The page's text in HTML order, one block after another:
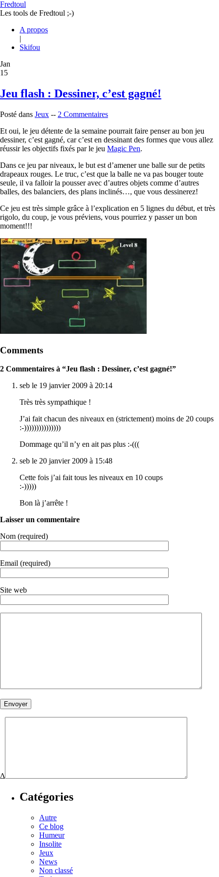
Fredtoul
Les tools de Fredtoul ;-)
A propos
|
Skifou
Jan
15
Jeu flash : Dessiner, c’est gagné!
Posté dans Jeux -- 2 Commentaires
Et oui, le jeu détente de la semaine pourrait faire penser au bon jeu
dessiner, c’est gagné, car c’est en dessinant des formes que vous allez
réussir les objectifs fixés par le jeu Magic Pen.
Dans ce jeu par niveaux, le but est d’amener une balle sur de petits
drapeaux rouges. Le truc, c’est que la balle ne va pas bouger toute
seule, il va falloir la pousser avec d’autres objets comme d’autres
balles, des balanciers, des plans inclinés…, que vous dessinerez!
Ce jeu est très simple grâce à l’explication en 5 lignes du début, et très
rigolo, du coup, je vous préviens, vous pourriez y passer un bon
moment!!!
Comments
2 Commentaires à “Jeu flash : Dessiner, c’est gagné!”
seb le 19 janvier 2009 à 20:14
Très très sympathique !
J’ai fait chacun des niveaux en (strictement) moins de 20 coups
:-)))))))))))))))
Dommage qu’il n’y en ait pas plus :-(((
seb le 20 janvier 2009 à 15:48
Cette fois j’ai fait tous les niveaux en 10 coups
:-)))))
Bon là j’arrête !
Laisser un commentaire
Nom (required)
Email (required)
Site web
Δ
Catégories
Autre
Ce blog
Humeur
Insolite
Jeux
News
Non classé